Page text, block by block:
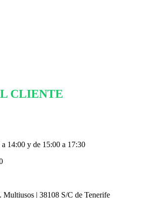
CLIENTE
14:00 y de 15:00 a 17:30
Multiusos | 38108 S/C de Tenerife